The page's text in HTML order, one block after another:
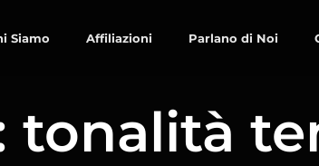
Siamo Affiliazioni Parlano di Noi
tonalità